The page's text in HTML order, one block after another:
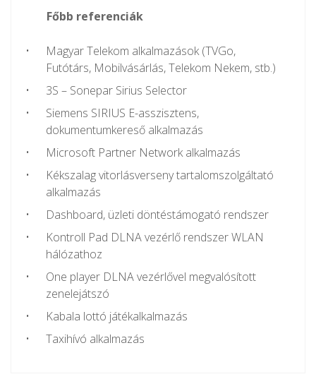
Főbb referenciák
Magyar Telekom alkalmazások (TVGo,
Futótárs, Mobilvásárlás, Telekom Nekem, stb.)
3S – Sonepar Sirius Selector
Siemens SIRIUS E-asszisztens,
dokumentumkereső alkalmazás
Microsoft Partner Network alkalmazás
Kékszalag vitorlásverseny tartalomszolgáltató
alkalmazás
Dashboard, üzleti döntéstámogató rendszer
Kontroll Pad DLNA vezérlő rendszer WLAN
hálózathoz
One player DLNA vezérlővel megvalósított
zenelejátszó
Kabala lottó játékalkalmazás
Taxihívó alkalmazás